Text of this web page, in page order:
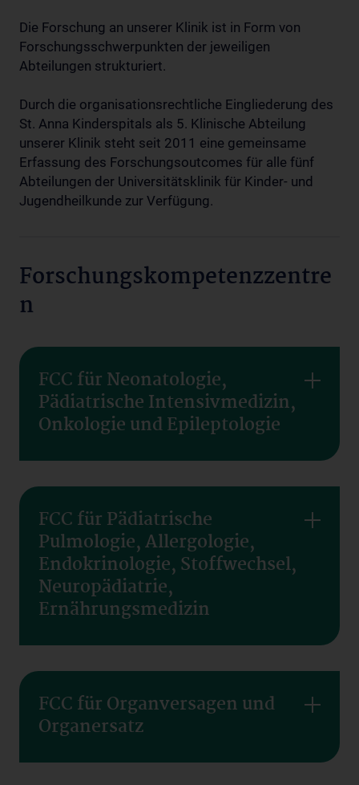
Die Forschung an unserer Klinik ist in Form von
Forschungsschwerpunkten der jeweiligen
Abteilungen strukturiert.
Durch die organisationsrechtliche Eingliederung des
St. Anna Kinderspitals als 5. Klinische Abteilung
unserer Klinik steht seit 2011 eine gemeinsame
Erfassung des Forschungsoutcomes für alle fünf
Abteilungen der Universitätsklinik für Kinder- und
Jugendheilkunde zur Verfügung.
Forschungskompetenzzentre
n
FCC für Neonatologie,
Pädiatrische Intensivmedizin,
Onkologie und Epileptologie
FCC für Pädiatrische
Pulmologie, Allergologie,
Endokrinologie, Stoffwechsel,
Neuropädiatrie,
Ernährungsmedizin
FCC für Organversagen und
Organersatz